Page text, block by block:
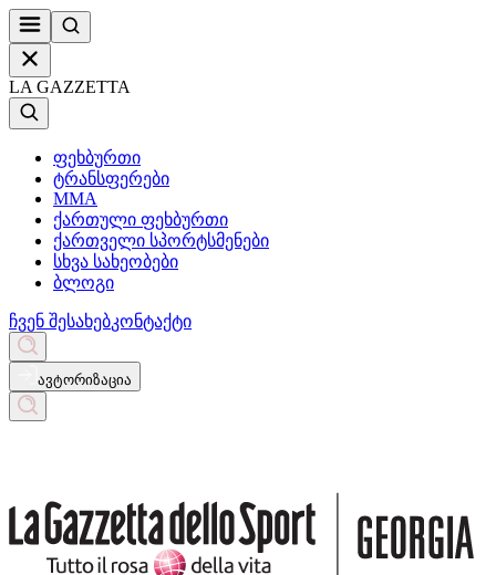
LA GAZZETTA
ფეხბურთი
ტრანსფერები
MMA
ქართული ფეხბურთი
ქართველი სპორტსმენები
სხვა სახეობები
ბლოგი
ჩვენ შესახებკონტაქტი
ავტორიზაცია